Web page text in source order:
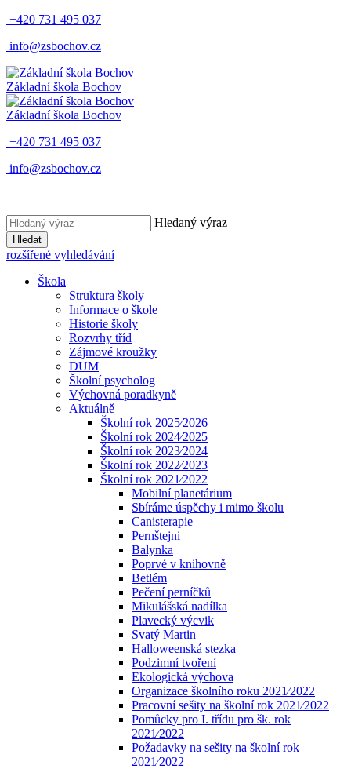
+420 731 495 037
info@zsbochov.cz
Základní škola Bochov
Základní škola Bochov
+420 731 495 037
info@zsbochov.cz
Hledaný výraz
Hledat
rozšířené vyhledávání
Škola
Struktura školy
Informace o škole
Historie školy
Rozvrhy tříd
Zájmové kroužky
DUM
Školní psycholog
Výchovná poradkyně
Aktuálně
Školní rok 2025⁄2026
Školní rok 2024⁄2025
Školní rok 2023⁄2024
Školní rok 2022⁄2023
Školní rok 2021⁄2022
Mobilní planetárium
Sbíráme úspěchy i mimo školu
Canisterapie
Pernštejni
Balynka
Poprvé v knihovně
Betlém
Pečení perníčků
Mikulášská nadílka
Plavecký výcvik
Svatý Martin
Halloweenská stezka
Podzimní tvoření
Ekologická výchova
Organizace školního roku 2021⁄2022
Pracovní sešity na školní rok 2021⁄2022
Pomůcky pro I. třídu pro šk. rok
2021⁄2022
Požadavky na sešity na školní rok
2021⁄2022